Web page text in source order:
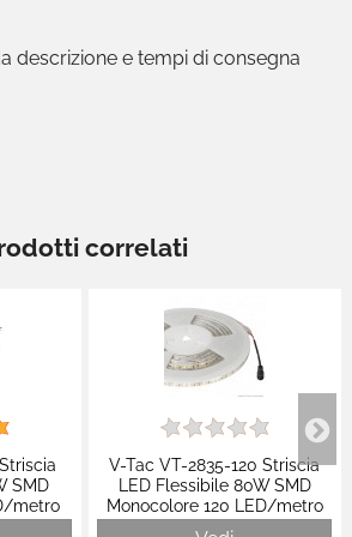
descrizione e tempi di consegna
correlati
SMD
metro
- SKU
V-Tac VT-2835-120 Striscia
LED Flessibile 80W SMD
Monocolore 120 LED/metro
IP65 24V - Bobina 10m - SKU